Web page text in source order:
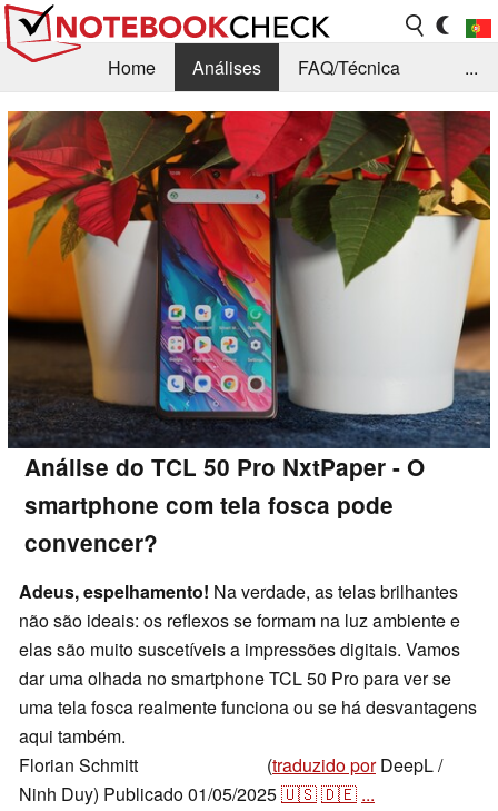
Home Análises
FAQ/Técnica
Notícias
Biblioteca
Consulta para compra
Busca
Contacto
...
Análise do TCL 50 Pro NxtPaper - O
smartphone com tela fosca pode
convencer?
Adeus, espelhamento! Na verdade, as telas brilhantes
não são ideais: os reflexos se formam na luz ambiente e
elas são muito suscetíveis a impressões digitais. Vamos
dar uma olhada no smartphone TCL 50 Pro para ver se
uma tela fosca realmente funciona ou se há desvantagens
aqui também.
Florian Schmitt
(traduzido porDeepL /
Ninh Duy) Publicado01/05/2025🇺🇸🇩🇪 ...